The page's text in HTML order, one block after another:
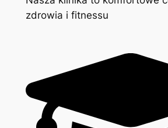
zdrowia i fitnessu